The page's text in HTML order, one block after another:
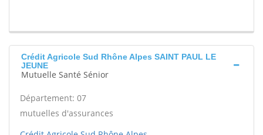
Crédit Agricole Sud Rhône Alpes SAINT PAUL LE
JEUNE
Mutuelle Santé Sénior
Département: 07
mutuelles d'assurances